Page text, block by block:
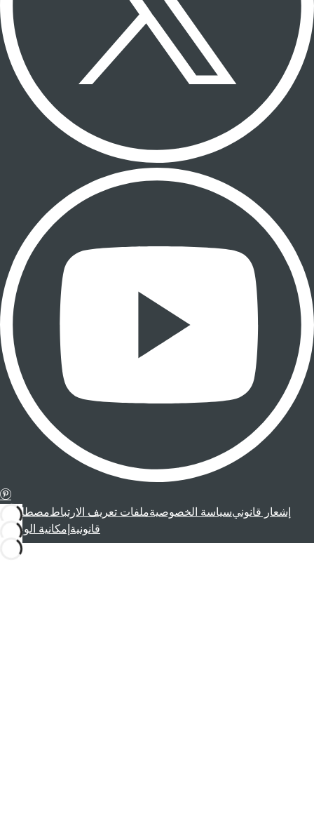
إشعار قانونيسياسة الخصوصيةملفات تعريف الارتباطمصطلحات
قانونية إمكانية الوصول